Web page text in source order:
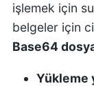
işlemek için
belgeler için
Base64
Yükleme